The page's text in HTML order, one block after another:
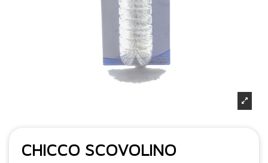
CHICCO SCOVOLINO